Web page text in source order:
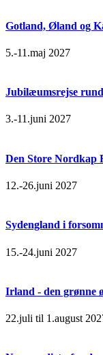
Gotland, Øland og
5.-11.maj 2027
Jubilæumsrejse
3.-11.juni 2027
Den Store Nordkap
12.-26.juni 2027
Sydengland i
15.-24.juni 2027
Irland - den grønne
22.juli til 1.august